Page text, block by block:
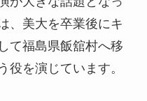
、美大を卒業後にキ
て福島県飯舘村へ移
役を演じています。